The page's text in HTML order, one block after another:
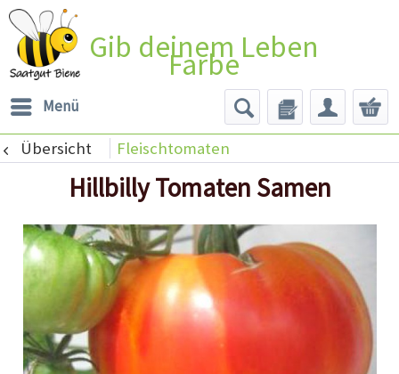
Gib deinem Leben
Farbe
Menü
Übersicht Fleischtomaten
Hillbilly Tomaten Samen